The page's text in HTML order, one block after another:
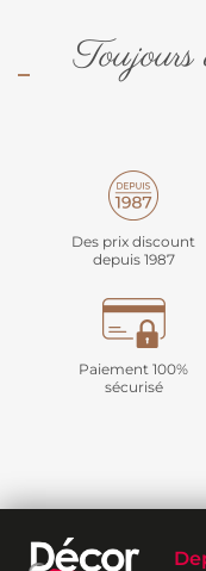
Toujours
Des prix discount
depuis 1987
Paiement 100%
sécurisé